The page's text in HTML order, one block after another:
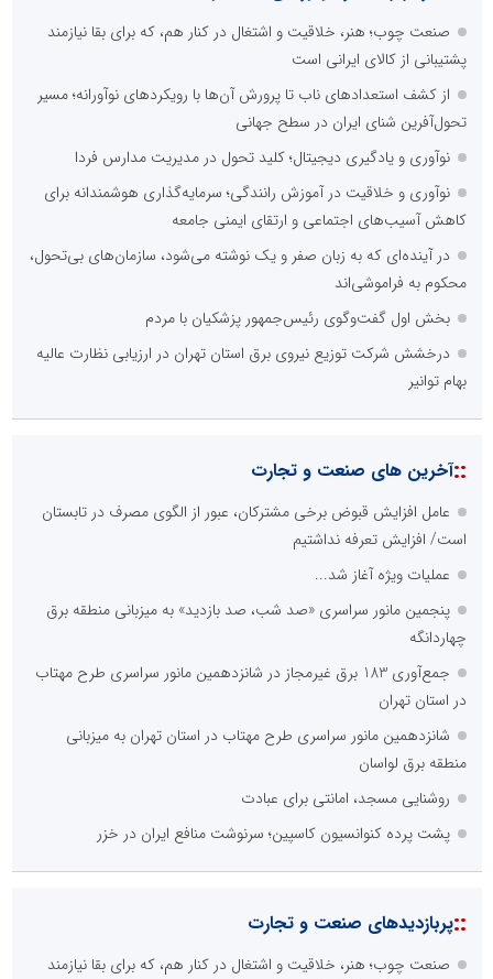
صنعت چوب؛ هنر، خلاقیت و اشتغال در کنار هم، که برای بقا نیازمند
پشتیبانی از کالای ایرانی است
از کشف استعدادهای ناب تا پرورش آن‌ها با رویکردهای نوآورانه؛ مسیر
تحول‌آفرین شنای ایران در سطح جهانی
نوآوری و یادگیری دیجیتال؛ کلید تحول در مدیریت مدارس فردا
نوآوری و خلاقیت در آموزش رانندگی؛ سرمایه‌گذاری هوشمندانه برای
کاهش آسیب‌های اجتماعی و ارتقای ایمنی جامعه
در آینده‌ای که به زبان صفر و یک نوشته می‌شود، سازمان‌های بی‌تحول،
محکوم به فراموشی‌اند
بخش اول گفت‌وگوی رئیس‌جمهور پزشکیان با مردم
درخشش شرکت توزیع نیروی برق استان تهران در ارزیابی نظارت عالیه
بهام توانیر
::آخرین های صنعت و تجارت
عامل افزایش قبوض برخی مشترکان، عبور از الگوی مصرف در تابستان
است/ افزایش تعرفه نداشتیم
عملیات ویژه آغاز شد...
پنجمین مانور سراسری «صد شب، صد بازدید» به میزبانی منطقه برق
چهاردانگه
جمع‌آوری 183 برق غیرمجاز در شانزدهمین مانور سراسری طرح مهتاب
در استان تهران
شانزدهمین مانور سراسری طرح مهتاب در استان تهران به میزبانی
منطقه برق لواسان
روشنایی مسجد، امانتی برای عبادت
پشت پرده کنوانسیون کاسپین؛ سرنوشت منافع ایران در خزر
::پربازدیدهای صنعت و تجارت
صنعت چوب؛ هنر، خلاقیت و اشتغال در کنار هم، که برای بقا نیازمند